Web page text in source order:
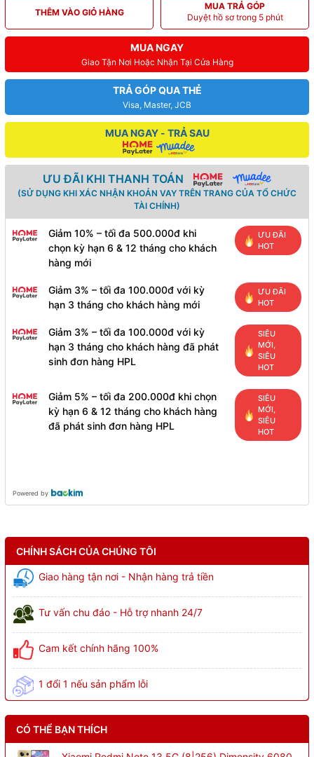
THÊM VÀO GIỎ HÀNG
MUA TRẢ GÓP
Duyệt hồ sơ trong 5 phút
MUA NGAY
Giao Tận Nơi Hoặc Nhận Tại Cửa Hàng
TRẢ GÓP QUA THẺ
Visa, Master, JCB
MUA NGAY - TRẢ SAU
ƯU ĐÃI KHI THANH TOÁN
(SỬ DỤNG KHI XÁC NHẬN KHOẢN VAY TRÊN TRANG CỦA TỔ CHỨC
TÀI CHÍNH)
Giảm 10% – tối đa 500.000đ khi
chọn kỳ hạn 6 & 12 tháng cho khách
hàng mới
ƯU ĐÃI
HOT
Giảm 3% – tối đa 100.000đ với kỳ
hạn 3 tháng cho khách hàng mới
ƯU ĐÃI
HOT
Giảm 3% – tối đa 100.000đ với kỳ
hạn 3 tháng cho khách hàng đã phát
sinh đơn hàng HPL
SIÊU
MỚI,
SIÊU
HOT
Giảm 5% – tối đa 200.000đ khi chọn
kỳ hạn 6 & 12 tháng cho khách hàng
đã phát sinh đơn hàng HPL
SIÊU
MỚI,
SIÊU
HOT
Powered by
CHÍNH SÁCH CỦA CHÚNG TÔI
Giao hàng tận nơi - Nhận hàng trả tiền
Tư vấn chu đáo - Hỗ trợ nhanh 24/7
Cam kết chính hãng 100%
1 đổi 1 nếu sản phẩm lỗi
CÓ THỂ BẠN THÍCH